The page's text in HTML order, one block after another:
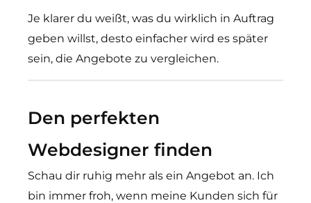
Je klarer du weißt, was du wirklich in Auftrag
geben willst, desto einfacher wird es später
sein, die Angebote zu vergleichen.
Den perfekten
Webdesigner finden
Schau dir ruhig mehr als ein Angebot an. Ich
bin immer froh, wenn meine Kunden sich für